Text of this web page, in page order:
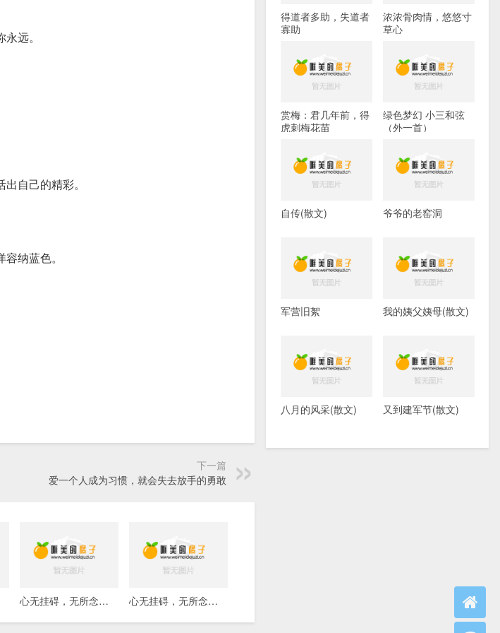
远。
自己的精彩。
纳蓝色。
下一篇
爱一个人成为习惯，就会失去放手的勇敢
心无挂碍，无所念，无所恋，亦无所执 心无挂碍，无所念，无所恋，亦无所执
得道者多助，失道者
寡助
浓浓骨肉情，悠悠寸
草心
赏梅：君几年前，得
虎刺梅花苗
绿色梦幻 小三和弦
（外一首）
自传(散文) 爷爷的老窑洞
军营旧絮 我的姨父姨母(散文)
八月的风采(散文) 又到建军节(散文)